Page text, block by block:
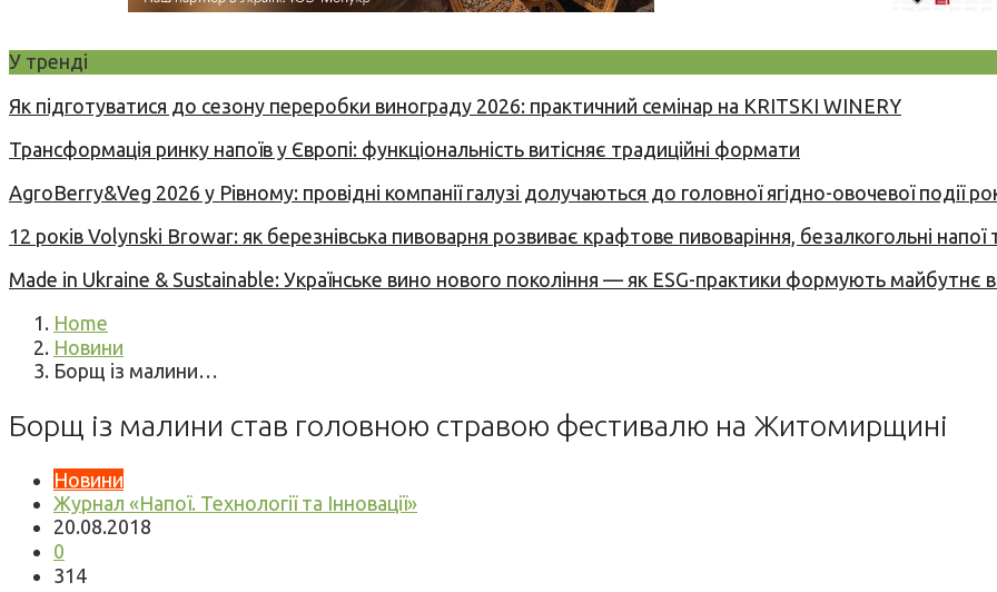
У тренді
Як підготуватися до сезону переробки винограду 2026: практичний семінар на KRITSKI WINERY
Трансформація ринку напоїв у Європі: функціональність витісняє традиційні формати
AgroBerry&Veg 2026 у Рівному: провідні компанії галузі долучаються до головної ягідно-овочевої події
12 років Volynski Browar: як березнівська пивоварня розвиває крафтове пивоваріння, безалкогольні напої
Made in Ukraine & Sustainable: Українське вино нового покоління — як ESG-практики формують майбутнє
Home
Новини
Борщ із малини…
Борщ із малини став головною стравою фестивалю на Житомирщині
Новини
Журнал «Напої. Технології та Інновації»
20.08.2018
0
314